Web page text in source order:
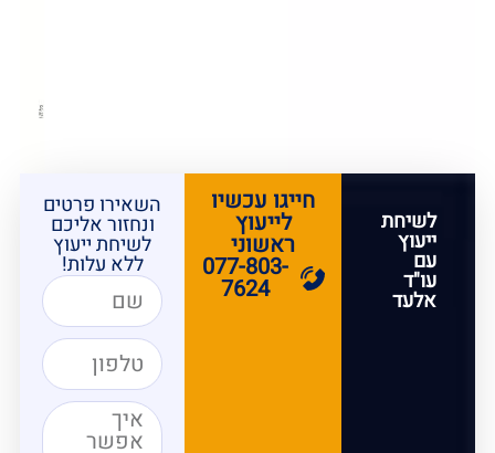
לשיחת
ייעוץ
עם
עו"ד
אלעד
חייגו עכשיו
לייעוץ
ראשוני
077-803-
7624
השאירו פרטים
ונחזור אליכם
לשיחת ייעוץ
ללא עלות!